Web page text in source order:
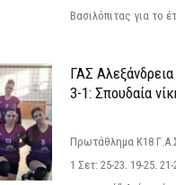
Βασιλόπιτας για το
ΓΑΣ
3-1: Σπουδαία
Πρωτάθλημα Κ18
1 Σετ: 25-23. 19-25.